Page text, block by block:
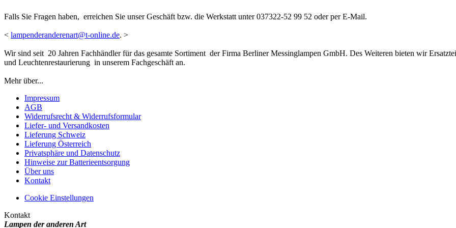
Falls Sie Fragen haben, erreichen Sie unser Geschäft bzw. die Werkstatt unter 037322-52 99 52 oder per E-Mail.
< lampenderanderenart@t-online.de. >
Wir sind seit 20 Jahren Fachhändler für das gesamte Sortiment der Firma Berliner Messinglampen GmbH. Des Weiteren bieten wir
und Leuchtenrestaurierung in unserem Fachgeschäft an.
Mehr über...
Impressum
AGB
Widerrufsrecht & Widerrufsformular
Liefer- und Versandkosten
Lieferung Schweiz
Lieferung Österreich
Privatsphäre und Datenschutz
Hinweise zur Batterieentsorgung
Über uns
Kontakt
Cookie Einstellungen
Kontakt
Lampen der anderen Art